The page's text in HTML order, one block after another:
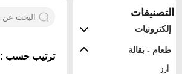
التصنيفات
إلكترونيات
طعام - بقالة
أرز
ترتيب حسب :